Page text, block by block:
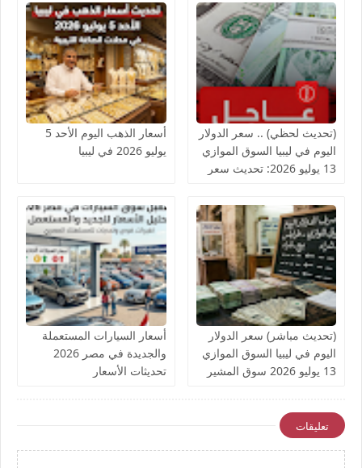
(تحديث لحظي) .. سعر الدولار
اليوم في ليبيا السوق الموازي
13 يوليو 2026: تحديث سعر
أسعار الذهب اليوم الأحد 5
يوليو 2026 في ليبيا
(تحديث مباشر) سعر الدولار
اليوم في ليبيا السوق الموازي
13 يوليو 2026 سوق المشير
أسعار السيارات المستعملة
والجديدة في مصر 2026
تحديثات الأسعار
تعليقات